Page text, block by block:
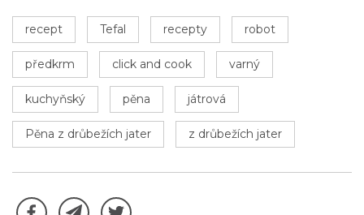
recept Tefal recepty robot
předkrm click and cook varný
kuchyňský pěna játrová
Pěna z drůbežích jater z drůbežích jater